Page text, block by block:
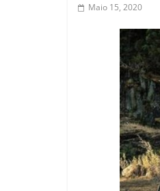
Maio 15, 2020